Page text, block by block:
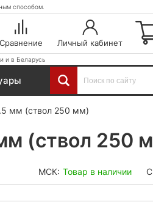
способом.
Сравнение Личный кабинет
и в Беларусь
мм (ствол 250 мм)
(ствол 250
МСК: Товар в наличии